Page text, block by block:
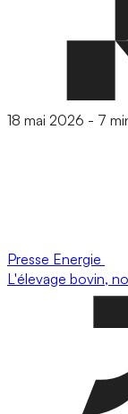
18 mai 2026 - 7
Presse Energie
L'élevage bovin,